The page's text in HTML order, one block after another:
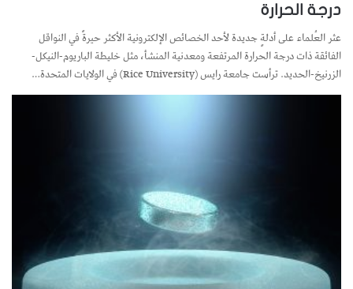
درجة الحرارة
عثر العُلماء على أدلةٍ جديدة لأحد الخصائص الإلكترونية الأكثر حيرةً في النواقل
الفائقة ذات درجة الحرارة المرتفعة ومعدنية المنشأ، مثل خليطة الباريوم-النيكل-
الزرنيخ-الحديد. ترأست جامعة رايس (Rice University) في الولايات المتحدة…